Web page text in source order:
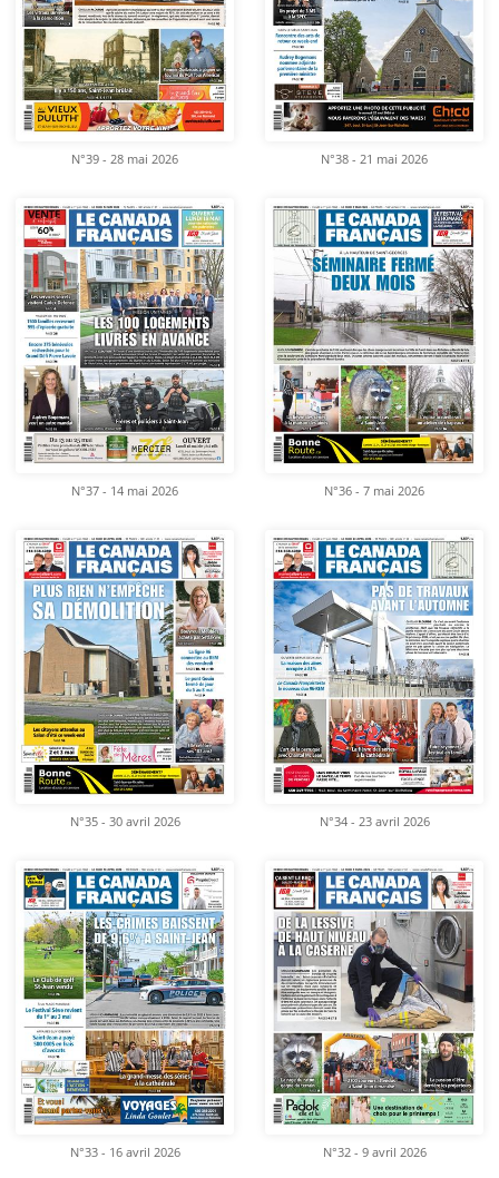
N°39 - 28 mai 2026 N°38 - 21 mai 2026
N°37 - 14 mai 2026 N°36 - 7 mai 2026
N°35 - 30 avril 2026 N°34 - 23 avril 2026
N°33 - 16 avril 2026 N°32 - 9 avril 2026